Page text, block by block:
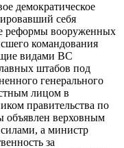
демократическое
себя
реформы вооруженных
командования
видами ВС
штабов под
генерального
лицом в
правительства по
объявлен верховным
а министр
за